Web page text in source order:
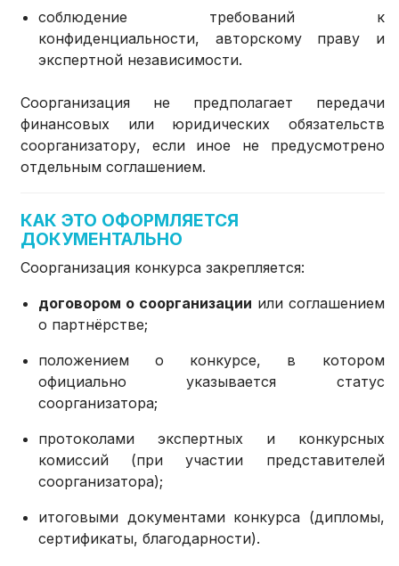
соблюдение требований к
конфиденциальности, авторскому праву и
экспертной независимости.
Соорганизация не предполагает передачи
финансовых или юридических обязательств
соорганизатору, если иное не предусмотрено
отдельным соглашением.
КАК ЭТО ОФОРМЛЯЕТСЯ
ДОКУМЕНТАЛЬНО
Соорганизация конкурса закрепляется:
договором о соорганизации или соглашением
о партнёрстве;
положением о конкурсе, в котором
официально указывается статус
соорганизатора;
протоколами экспертных и конкурсных
комиссий (при участии представителей
соорганизатора);
итоговыми документами конкурса (дипломы,
сертификаты, благодарности).